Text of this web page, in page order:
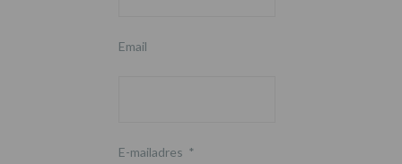
Email
E-mailadres *